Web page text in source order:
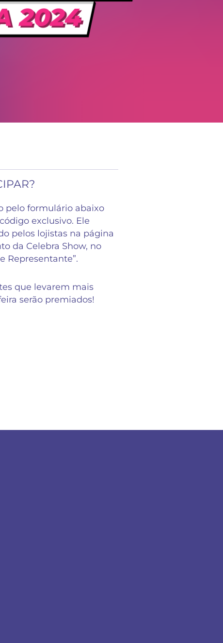
pelo formulário abaixo
exclusivo. Ele
pelos lojistas na página
da Celebra Show, no
Representante”.
que levarem mais
serão premiados!